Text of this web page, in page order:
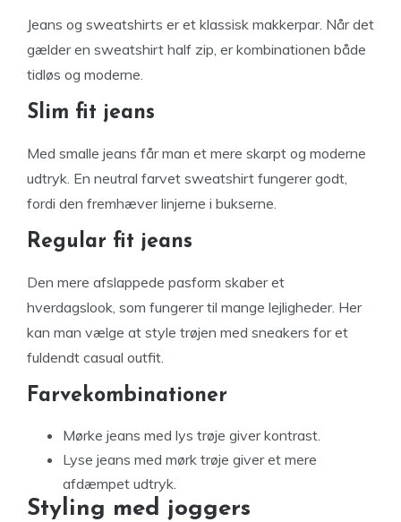
Jeans og sweatshirts er et klassisk makkerpar. Når det
gælder en sweatshirt half zip, er kombinationen både
tidløs og moderne.
Slim fit jeans
Med smalle jeans får man et mere skarpt og moderne
udtryk. En neutral farvet sweatshirt fungerer godt,
fordi den fremhæver linjerne i bukserne.
Regular fit jeans
Den mere afslappede pasform skaber et
hverdagslook, som fungerer til mange lejligheder. Her
kan man vælge at style trøjen med sneakers for et
fuldendt casual outfit.
Farvekombinationer
Mørke jeans med lys trøje giver kontrast.
Lyse jeans med mørk trøje giver et mere
afdæmpet udtryk.
Styling med joggers